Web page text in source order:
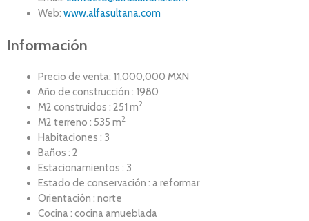
Web: www.alfasultana.com
Información
Precio de venta: 11,000,000 MXN
Año de construcción : 1980
M2 construidos : 251 m2
M2 terreno : 535 m2
Habitaciones : 3
Baños : 2
Estacionamientos : 3
Estado de conservación : a reformar
Orientación : norte
Cocina : cocina amueblada